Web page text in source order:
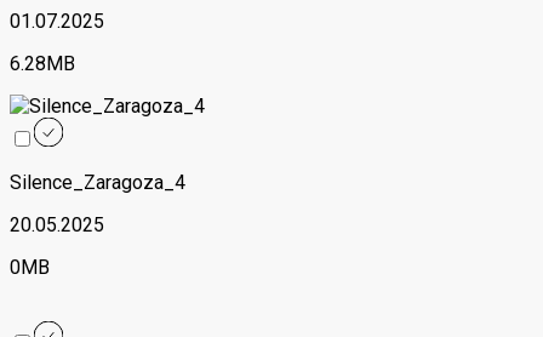
01.07.2025
6.28MB
Silence_Zaragoza_4
20.05.2025
0MB